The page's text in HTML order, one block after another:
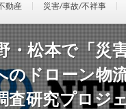
動産 災害/事故/不祥事
・松本で「災
のドローン物
査研究プロジ